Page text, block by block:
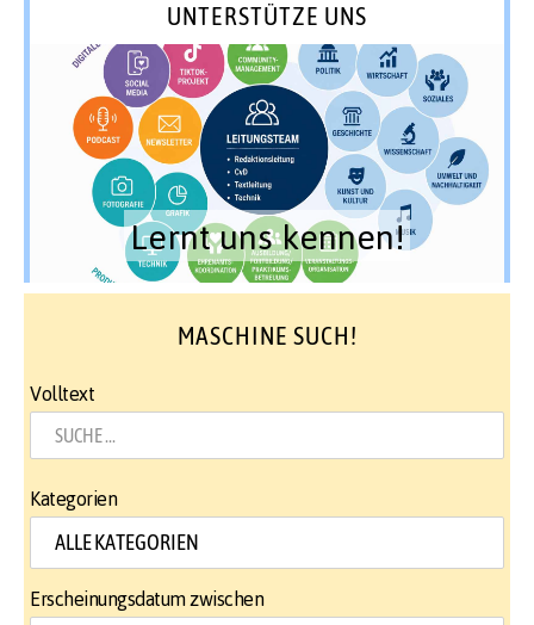
UNTERSTÜTZE UNS
Lernt uns kennen!
MASCHINE SUCH!
Volltext
Kategorien
Erscheinungsdatum zwischen